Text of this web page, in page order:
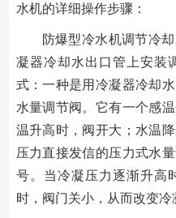
水机的详细操作步骤：
防爆型冷水机调节冷
凝器冷却水出口管上安装
式：一种是用冷凝器冷却
水量调节阀。它有一个感
温升高时，阀开大；水温
压力直接发信的压力式水
号。当冷凝压力逐渐升高
时，阀门关小，从而改变冷